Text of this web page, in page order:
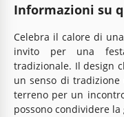
Informazioni su
Celebra il calore di
invito per una
tradizionale. Il design
un senso di
terreno per un
possono condividere